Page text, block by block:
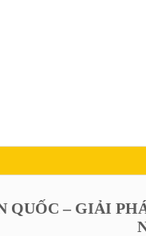
QUỐC – GIẢI